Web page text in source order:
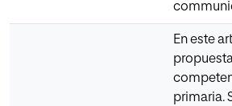
En este
primaria.